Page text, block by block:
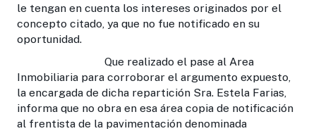
le tengan en cuenta los intereses originados por el
concepto citado, ya que no fue notificado en su
oportunidad.
Que realizado el pase al Area
Inmobiliaria para corroborar el argumento expuesto,
la encargada de dicha repartición Sra. Estela Farias,
informa que no obra en esa área copia de notificación
al frentista de la pavimentación denominada